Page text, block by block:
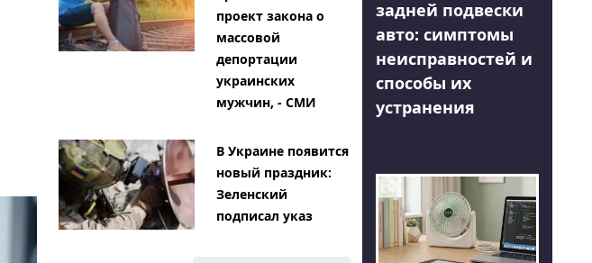
проект закона о
массовой
депортации
украинских
мужчин, - СМИ
В Украине появится
новый праздник:
Зеленский
подписал указ
задней подвески
авто: симптомы
неисправностей и
способы их
устранения